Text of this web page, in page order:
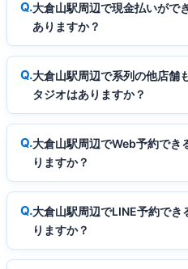
大倉山駅周辺で現金払いがで
ありますか？
大倉山駅周辺で系列の他店舗
タジオはありますか？
大倉山駅周辺でWeb予約でき
りますか？
大倉山駅周辺でLINE予約で
りますか？